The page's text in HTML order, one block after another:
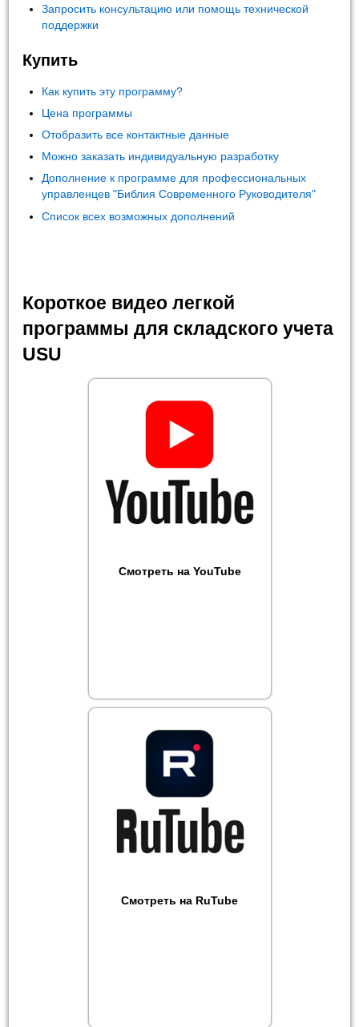
Запросить консультацию или помощь технической
поддержки
Купить
Как купить эту программу?
Цена программы
Отобразить все контактные данные
Можно заказать индивидуальную разработку
Дополнение к программе для профессиональных
управленцев "Библия Современного Руководителя"
Список всех возможных дополнений
Короткое видео легкой
программы для складского учета
USU
Смотреть на YouTube
Смотреть на RuTube